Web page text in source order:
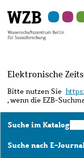
Hauptinhalt
springen
Navigation
springen
Suche
springen
Sekundärnavigation
springen
Fußzeile
springen
Elektronische
Bitte nutzen Sie
, wenn die EZB-
Suche im Katalog
im
Suche nach E-